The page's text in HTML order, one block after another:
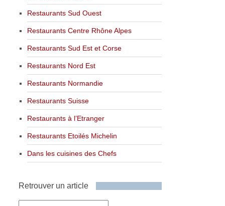
Restaurants Sud Ouest
Restaurants Centre Rhône Alpes
Restaurants Sud Est et Corse
Restaurants Nord Est
Restaurants Normandie
Restaurants Suisse
Restaurants à l’Etranger
Restaurants Etoilés Michelin
Dans les cuisines des Chefs
Retrouver un article